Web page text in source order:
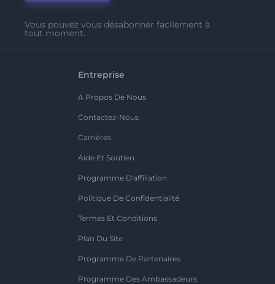
Vous pouvez vous désabonner facilement à
tout moment.
Entreprise
A Propos De Nous
Contactez-Nous
Carrières
Aide Et Soutien
Programme D'affiliation
Politique De Confidentialité
Termes Et Conditions
Plan Du Site
Programme De Partenaires
Programme Des Ambassadeurs